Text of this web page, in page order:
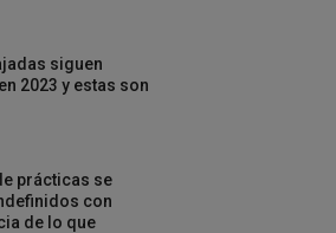
siguen
2023 y estas son
prácticas se
con
de lo que